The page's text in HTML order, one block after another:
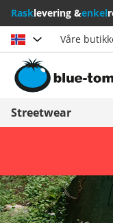
Rasklevering &enkel
Velg land
Österreich
Suisse
Svizzera
Våre
Streetwear